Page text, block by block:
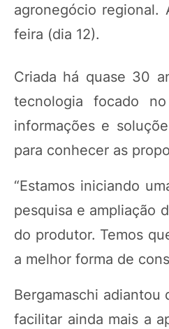
agronegócio regional.
feira (dia 12).
Criada há quase 30
tecnologia focado
informações e
para conhecer as
“Estamos iniciando
pesquisa e ampliação
do produtor. Temos
a melhor forma de
Bergamaschi adiantou
facilitar ainda mais a